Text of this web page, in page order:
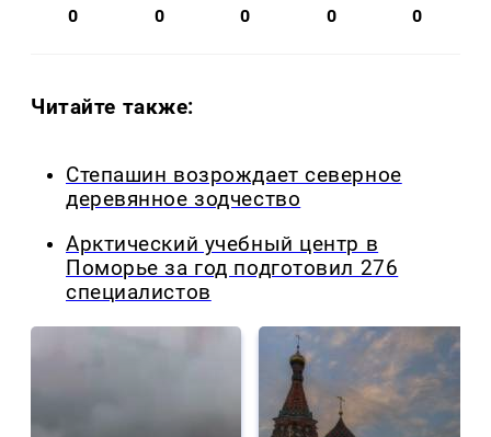
0 0 0 0 0
Читайте также:
Степашин возрождает северное
деревянное зодчество
Арктический учебный центр в
Поморье за год подготовил 276
специалистов